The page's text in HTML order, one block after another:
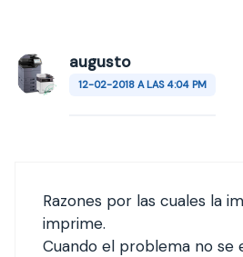
augusto
12-02-2018 A LAS 4:04 PM
Razones por las cuales la
imprime.
Cuando el problema no se